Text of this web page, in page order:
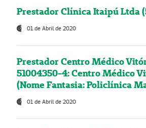
Prestador Clínica Itaipú Ltda
01 de Abril de 2020
Prestador Centro Médico
51004350-4: Centro Médico
(Nome Fantasia: Policlínica
01 de Abril de 2020